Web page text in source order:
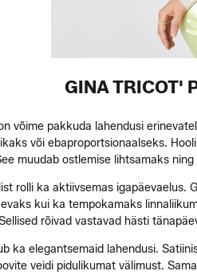
GINA TRICOT'
võime pakkuda lahendusi
või ebaproportsionaalseks.
muudab ostlemise lihtsamaks
rolli ka aktiivsemas
kui ka tempokamaks
rõivad vastavad hästi
ka elegantsemaid lahendusi.
veidi pidulikumat välimust.